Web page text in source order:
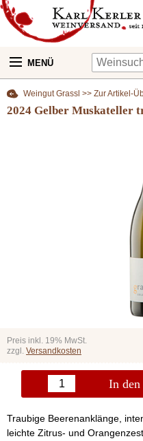
MENÜ
Weingut Grassl >> Zur Artikel-
2024 Gelber Muskateller
Preis inkl. 19% MwSt.
zzgl. Versandkosten
In den
Traubige Beerenanklänge,
leichte Zitrus- und